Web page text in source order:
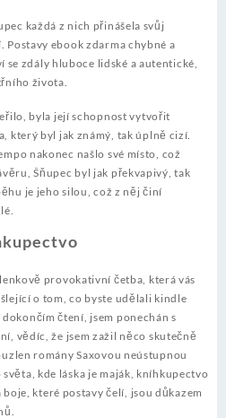
každá z nich přinášela svůj
ebook zdarma chybné a
zdály hluboce lidské a autentické,
života.
byla její schopnost vytvořit
který byl jak známý, tak úplně cizí.
nakonec našlo své místo, což
Šňupec byl jak překvapivý, tak
je jeho silou, což z něj činí
provokativní četba, která vás
o tom, co byste udělali kindle
čtení, jsem ponechán s
vědíc, že jsem zažil něco skutečně
romány Saxovou neústupnou
kde láska je maják, kníhkupectvo
které postavy čelí, jsou důkazem